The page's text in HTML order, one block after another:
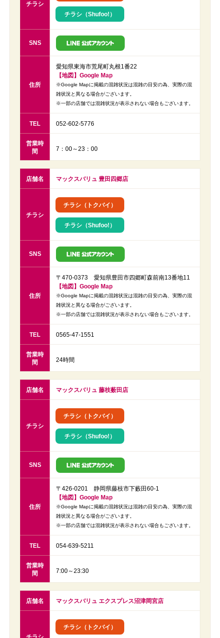
チラシ
チラシ（Shufoo!）
SNS
住所
愛知県東海市荒尾町丸根1番22
【地図】Google Map
※Google Mapに掲載の混雑状況は混雑の目安の為、実際の混
雑状況と異なる場合がございます。
※一部の店舗では混雑状況が表示されない場合もございます。
TEL 052-602-5776
営業時
間
7：00～23：00
店舗名 マックスバリュ 豊田四郷店
チラシ
チラシ（トクバイ）
チラシ（Shufoo!）
SNS
住所
〒470-0373 愛知県豊田市四郷町森前南13番地11
【地図】Google Map
※Google Mapに掲載の混雑状況は混雑の目安の為、実際の混
雑状況と異なる場合がございます。
※一部の店舗では混雑状況が表示されない場合もございます。
TEL 0565-47-1551
営業時
間
24時間
店舗名 マックスバリュ 藤枝薮田店
チラシ
チラシ（トクバイ）
チラシ（Shufoo!）
SNS
住所
〒426-0201 静岡県藤枝市下藪田60-1
【地図】Google Map
※Google Mapに掲載の混雑状況は混雑の目安の為、実際の混
雑状況と異なる場合がございます。
※一部の店舗では混雑状況が表示されない場合もございます。
TEL 054-639-5211
営業時
間
7:00～23:30
店舗名 マックスバリュ エクスプレス沼津岡宮店
チラシ（トクバイ）